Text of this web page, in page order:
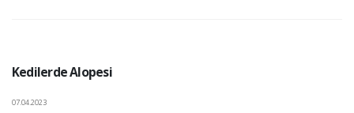
Kedilerde Alopesi
07.04.2023